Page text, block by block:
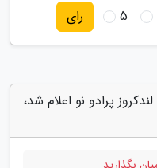
5 رای
پرادو نو اعلام شد،